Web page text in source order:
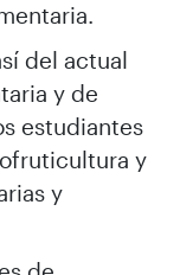
del actual
y de
estudiantes
y
y